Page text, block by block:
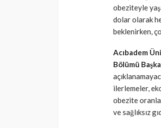
obeziteyle
dolar olarak
beklenirken,
Acıbadem
Bölümü
ilerlemeler,
obezite
ve sağlıksız
SAĞLIK